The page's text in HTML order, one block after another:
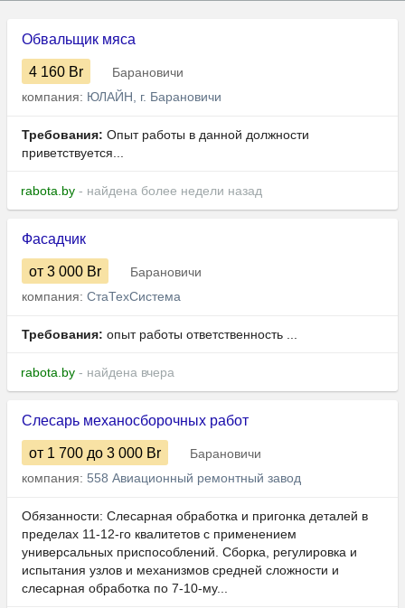
Обвальщик мяса
4 160 Br
Барановичи
компания: ЮЛАЙН, г. Барановичи
Требования: Опыт работы в данной должности
приветствуется...
rabota.by - найдена более недели назад
Фасадчик
от 3 000 Br
Барановичи
компания: СтаТехСистема
Требования: опыт работы ответственность ...
rabota.by - найдена вчера
Слесарь механосборочных работ
от 1 700 до 3 000 Br
Барановичи
компания: 558 Авиационный ремонтный завод
Обязанности: Слесарная обработка и пригонка деталей в
пределах 11-12-го квалитетов с применением
универсальных приспособлений. Сборка, регулировка и
испытания узлов и механизмов средней сложности и
слесарная обработка по 7-10-му...